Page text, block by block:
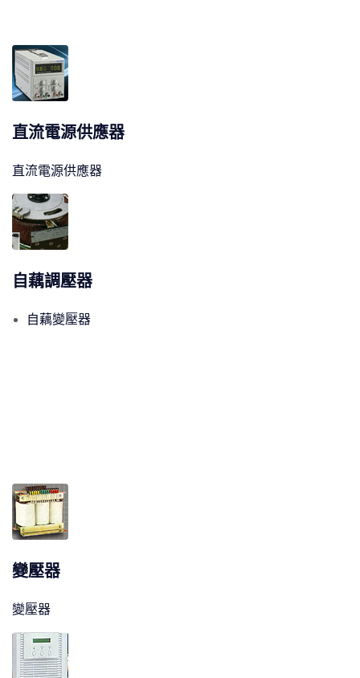
直流電源供應器
直流電源供應器
自藕調壓器
自藕變壓器
變壓器
變壓器